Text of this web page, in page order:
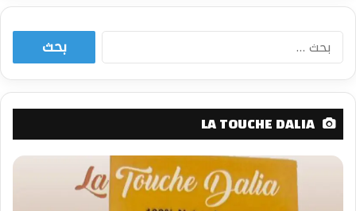
البحث
LA TOUCHE DALIA